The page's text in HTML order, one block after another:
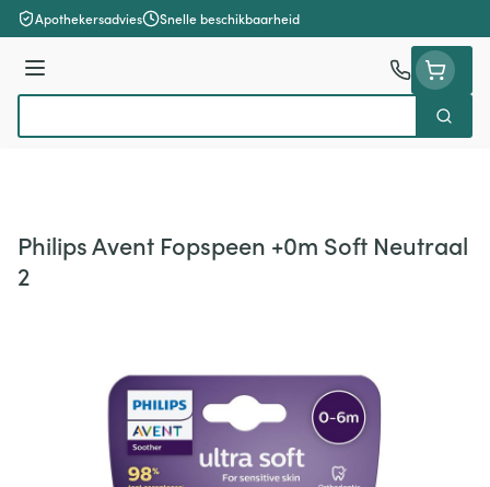
Ga naar de inhoud
Apothekersadvies Snelle beschikbaarheid
Menu
Zoek
Philips Avent Fopspeen +0m Soft Neutraal
2